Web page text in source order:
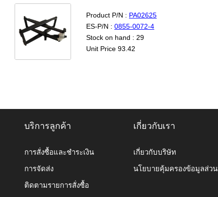
Product P/N : PA02625
ES-P/N : 0855-0072-4
Stock on hand : 29
Unit Price 93.42
บริการลูกค้า
การสั่งซื้อและชำระเงิน
การจัดส่ง
ติดตามรายการสั่งซื้อ
เกี่ยวกับเรา
เกี่ยวกับบริษัท
นโยบายคุ้มครองข้อมูลส่ว